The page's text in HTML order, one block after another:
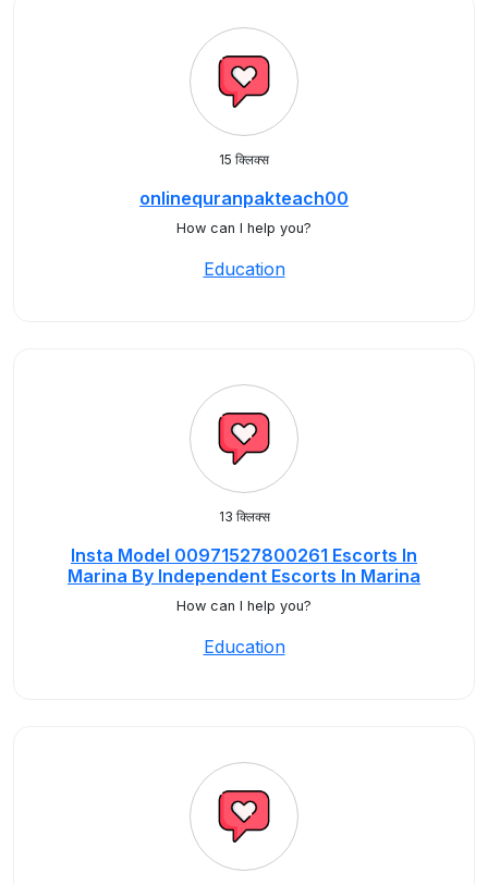
15 क्लिक्स
onlinequranpakteach00
How can I help you?
Education
13 क्लिक्स
Insta Model 00971527800261 Escorts In
Marina By Independent Escorts In Marina
How can I help you?
Education